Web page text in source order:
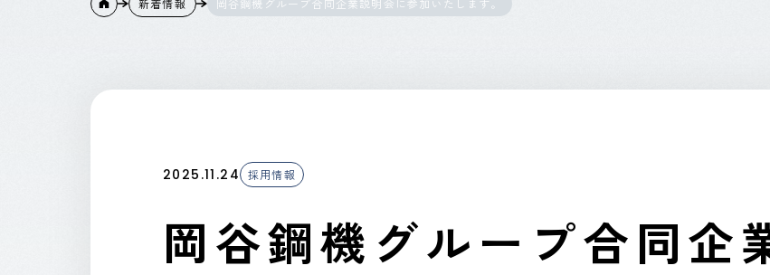
新着情報 岡谷鋼機グループ合同企業説明会に参加いたします。
2025.11.24 採用情報
岡谷鋼機グループ合同企